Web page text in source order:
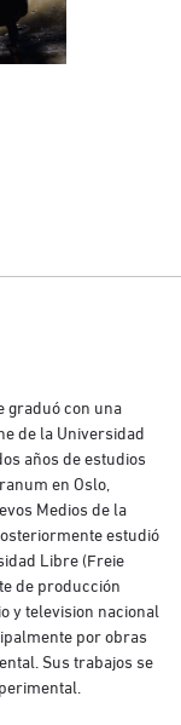
graduó con una
de la Universidad
años de estudios
en Oslo,
Medios de la
estudió
Libre (Freie
de producción
y television nacional
por obras
Sus trabajos se